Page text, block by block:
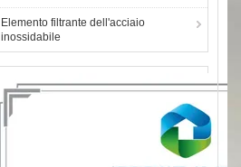
Elemento filtrante dell'acciaio
inossidabile